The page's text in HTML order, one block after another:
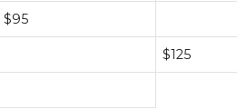
$95
$125